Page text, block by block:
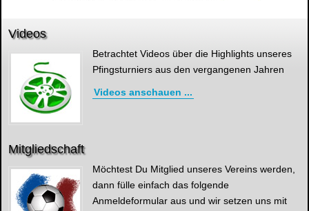
Videos
Betrachtet Videos über die Highlights unseres
Pfingsturniers aus den vergangenen Jahren
Videos anschauen ...
Mitgliedschaft
Möchtest Du Mitglied unseres Vereins werden,
dann fülle einfach das folgende
Anmeldeformular aus und wir setzen uns mit